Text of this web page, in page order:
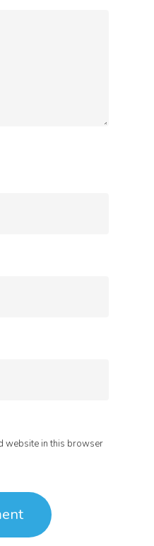
website in this browser